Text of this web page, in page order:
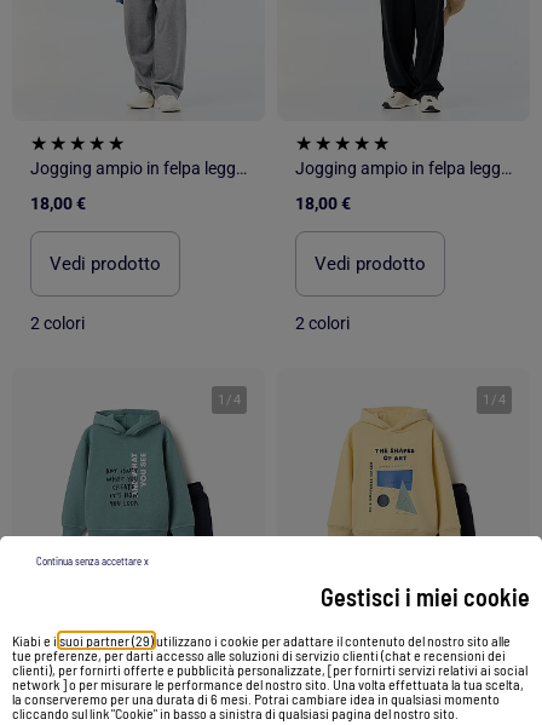
Gestisci i miei cookie
Kiabi e i suoi partner (29)utilizzano i cookie per adattare il contenuto del nostro sito alle
tue preferenze, per darti accesso alle soluzioni di servizio clienti (chat e recensioni dei
clienti), per fornirti offerte e pubblicità personalizzate, [per fornirti servizi relativi ai social
network ] o per misurare le performance del nostro sito. Una volta effettuata la tua scelta,
la conserveremo per una durata di 6 mesi. Potrai cambiare idea in qualsiasi momento
cliccando sul link "Cookie" in basso a sinistra di qualsiasi pagina del nostro sito.
Continua senza accettare x
Jogging ampio in felpa leggera
18,00 €
Vedi prodotto
2 colori
Jogging ampio in felpa leggera
18,00 €
Vedi prodotto
2 colori
1 /4 1 /4